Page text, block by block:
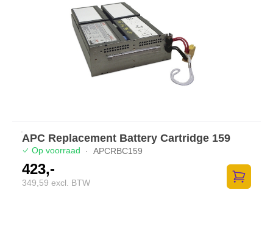
APC Replacement Battery Cartridge 159
Op voorraad · APCRBC159
423,-
349,59 excl. BTW
Zum